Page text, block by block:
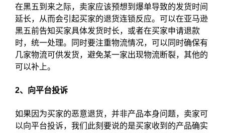
在黑五到来之际，卖家应该预想到爆单导致的发货时间
延长，从而会引起买家的退货连锁反应。可以在亚马逊
黑五前告知买家具体发货时长，或者在买家申请退款
时，统一处理。同时要注重物流情况，可以同时确保有
几家物流可供发货，避免某一家出现物流断裂，其他的
可以补上。
2、向平台投诉
如果因为买家的恶意退货，并非产品本身问题，卖家可
以向平台投诉，我们此刻要说的是买家收到的产品确实